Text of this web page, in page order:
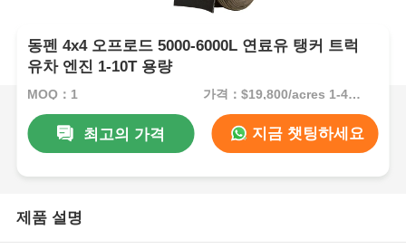
동펜 4x4 오프로드 5000-6000L 연료유 탱커 트럭
유차 엔진 1-10T 용량
MOQ：1 가격：$19,800/acres 1-49 acres
최고의 가격 지금 챗팅하세요
제품 설명